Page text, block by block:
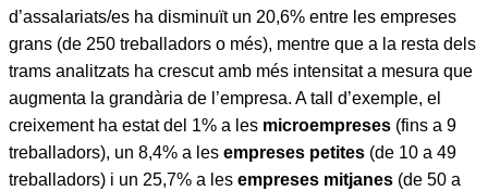
d’assalariats/es ha disminuït un 20,6% entre les empreses
grans (de 250 treballadors o més), mentre que a la resta dels
trams analitzats ha crescut amb més intensitat a mesura que
augmenta la grandària de l’empresa. A tall d’exemple, el
creixement ha estat del 1% a les microempreses (fins a 9
treballadors), un 8,4% a les empreses petites (de 10 a 49
treballadors) i un 25,7% a les empreses mitjanes (de 50 a